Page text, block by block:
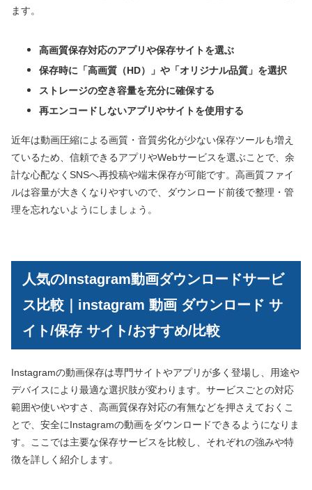
ます。
高画質保存対応のアプリや保存サイトを選ぶ
保存時に「高画質（HD）」や「オリジナル品質」を選択
ストレージの空き容量を充分に確保する
再エンコードしないアプリやサイトを使用する
近年は動画圧縮による画質・音質劣化が少ない保存ツールも増え
ているため、信頼できるアプリやWebサービスを選ぶことで、余
計な心配なくSNSへ再投稿や端末保存が可能です。高画質ファイ
ルは容量が大きくなりやすいので、ダウンロード前後で整理・管
理を忘れないようにしましょう。
人気のInstagram動画ダウンロードサービ
ス比較｜instagram 動画 ダウンロード サ
イト/保存 サイト/おすすめ/比較
Instagramの動画保存は専門サイトやアプリが多く登場し、用途や
デバイスにより最適な選択肢が変わります。サービスごとの対応
範囲や使いやすさ、高画質保存対応の有無などを押さえておくこ
とで、安全にInstagramの動画をダウンロードできるようになりま
す。ここでは主要な保存サービスを比較し、それぞれの強みや特
徴を詳しく紹介します。